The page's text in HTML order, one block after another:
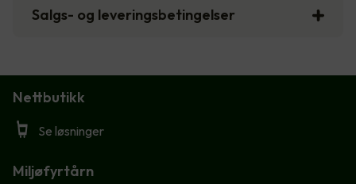
Salgs- og leveringsbetingelser
Nettbutikk
Se løsninger
Miljøfyrtårn